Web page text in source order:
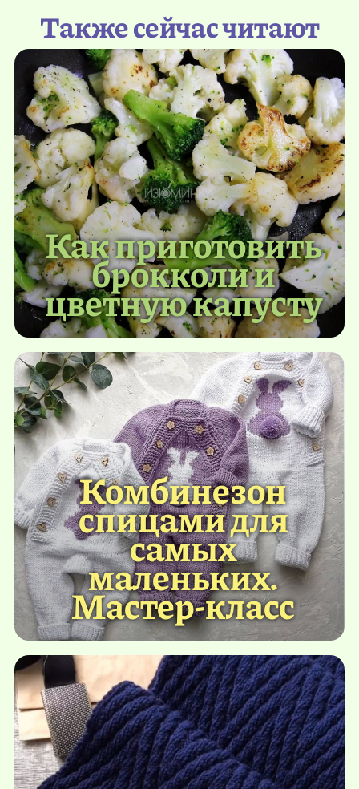
Также сейчас читают
Как приготовить
брокколи и
цветную капусту
Комбинезон
спицами для
самых
маленьких.
Мастер-класс